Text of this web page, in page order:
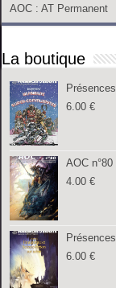
AOC : AT Permanent
La boutique
6.00€
AOC n°80
4.00€
6.00€